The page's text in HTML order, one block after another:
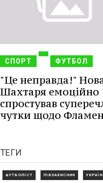
СПОРТ ФУТБОЛ
"Це неправда!"
Шахтаря емоційно
спростував
чутки щодо
ТЕГИ
ФУТБОЛІСТ ПІВЗАХИСНИК